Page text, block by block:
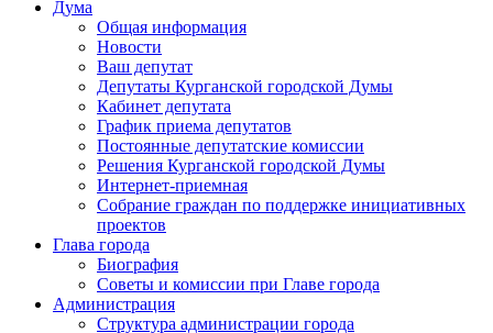
Дума
Общая информация
Новости
Ваш депутат
Депутаты Курганской городской Думы
Кабинет депутата
График приема депутатов
Постоянные депутатские комиссии
Решения Курганской городской Думы
Интернет-приемная
Собрание граждан по поддержке инициативных
проектов
Глава города
Биография
Советы и комиссии при Главе города
Администрация
Структура администрации города